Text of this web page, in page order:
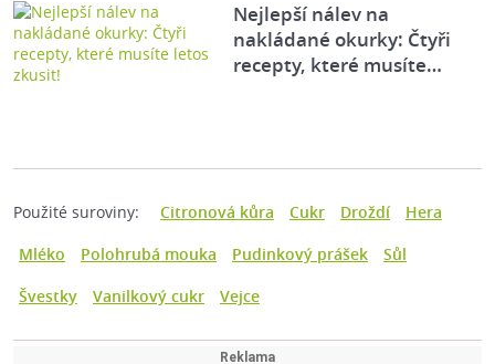
Nejlepší nálev na
nakládané okurky: Čtyři
recepty, které musíte…
Použité suroviny: Citronová kůra Cukr Droždí
Hera
Mléko
Polohrubá mouka Pudinkový prášek
Sůl
Švestky
Vanilkový cukr Vejce